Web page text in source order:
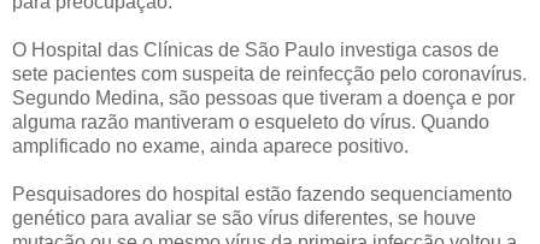
O Hospital das Clínicas de São Paulo investiga casos de
sete pacientes com suspeita de reinfecção pelo coronavírus.
Segundo Medina, são pessoas que tiveram a doença e por
alguma razão mantiveram o esqueleto do vírus. Quando
amplificado no exame, ainda aparece positivo.
Pesquisadores do hospital estão fazendo sequenciamento
genético para avaliar se são vírus diferentes, se houve